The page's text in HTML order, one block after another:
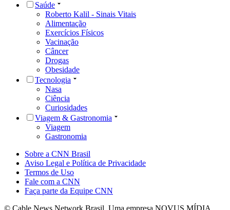
Saúde
Roberto Kalil - Sinais Vitais
Alimentação
Exercícios Físicos
Vacinação
Câncer
Drogas
Obesidade
Tecnologia
Nasa
Ciência
Curiosidades
Viagem & Gastronomia
Viagem
Gastronomia
Sobre a CNN Brasil
Aviso Legal e Política de Privacidade
Termos de Uso
Fale com a CNN
Faça parte da Equipe CNN